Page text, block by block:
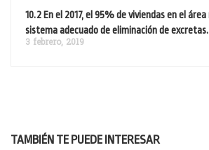
10.2 En el 2017, el 95% de viviendas en el
sistema adecuado de eliminación de excretas.
3 febrero, 2019
TAMBIÉN TE PUEDE INTERESAR